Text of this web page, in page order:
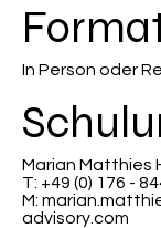
In Person oder
Marian Matthies
T: +49 (0) 176 -
M:
advisory.com